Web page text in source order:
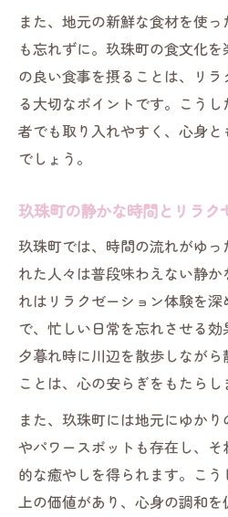
また、地元の新鮮な食材を使
も忘れずに。玖珠町の食文化
の良い食事を摂ることは、リ
る大切なポイントです。こう
者でも取り入れやすく、心身
でしょう。
玖珠町の静かな時間とリラク
玖珠町では、時間の流れがゆ
れた人々は普段味わえない静
れはリラクゼーション体験を
で、忙しい日常を忘れさせる効
夕暮れ時に川辺を散歩しなが
ことは、心の安らぎをもたらし
また、玖珠町には地元にゆか
やパワースポットも存在し、
的な癒やしを得られます。こ
上の価値があり、心身の調和